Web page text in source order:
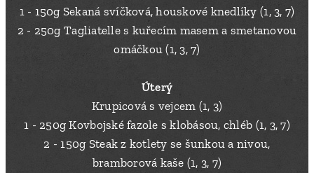
1 - 150g Sekaná svíčková, houskové knedlíky (1, 3, 7)
2 - 250g Tagliatelle s kuřecím masem a smetanovou
omáčkou (1, 3, 7)
Úterý
Krupicová s vejcem (1, 3)
1 - 250g Kovbojské fazole s klobásou, chléb (1, 3, 7)
2 - 150g Steak z kotlety se šunkou a nivou,
bramborová kaše (1, 3, 7)